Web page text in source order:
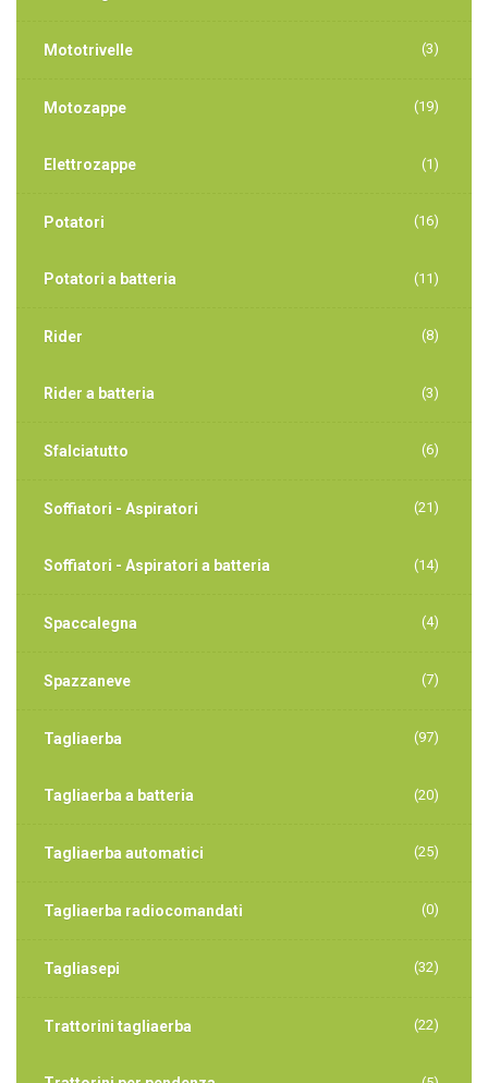
Mototrivelle (3)
Motozappe (19)
Elettrozappe (1)
Potatori (16)
Potatori a batteria (11)
Rider (8)
Rider a batteria (3)
Sfalciatutto (6)
Soffiatori - Aspiratori (21)
Soffiatori - Aspiratori a batteria (14)
Spaccalegna (4)
Spazzaneve (7)
Tagliaerba (97)
Tagliaerba a batteria (20)
Tagliaerba automatici (25)
Tagliaerba radiocomandati (0)
Tagliasepi (32)
Trattorini tagliaerba (22)